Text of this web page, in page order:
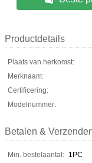
Productdetails
Plaats van herkomst:
Merknaam:
Certificering:
Modelnummer:
Betalen &
Min. bestelaantal: 1PC